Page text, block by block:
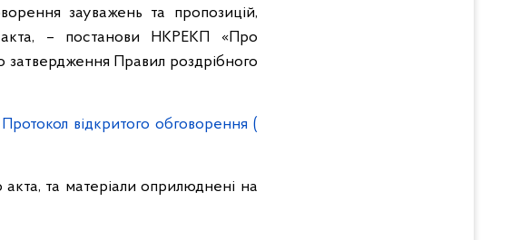
зауважень та пропозицій,
– постанови НКРЕКП «Про
Правил роздрібного
Протокол відкритого обговорення (
та матеріали оприлюднені на